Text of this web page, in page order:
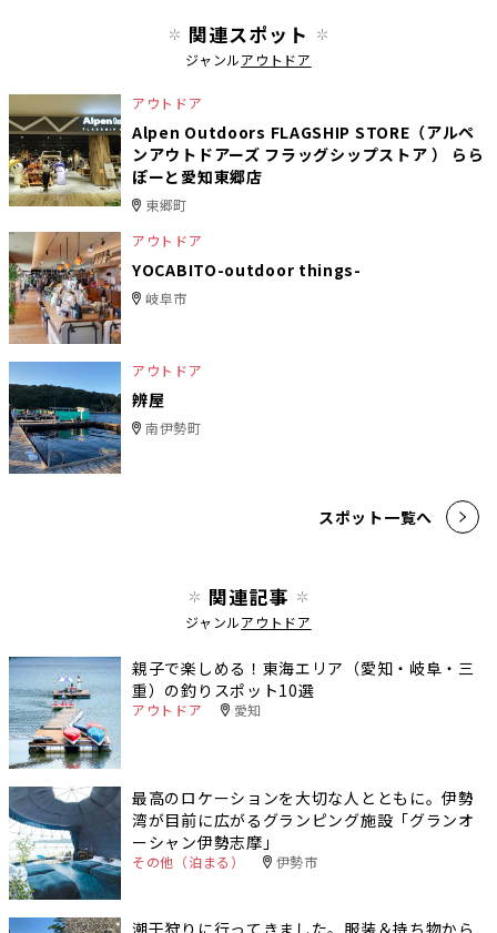
関連スポット
ジャンルアウトドア
アウトドア
Alpen Outdoors FLAGSHIP STORE（アルペ
ンアウトドアーズ フラッグシップストア ） らら
ぽーと愛知東郷店
東郷町
アウトドア
YOCABITO-outdoor things-
岐阜市
アウトドア
辨屋
南伊勢町
スポット一覧へ
関連記事
ジャンルアウトドア
親子で楽しめる！東海エリア（愛知・岐阜・三
重）の釣りスポット10選
アウトドア 愛知
最高のロケーションを大切な人とともに。伊勢
湾が目前に広がるグランピング施設「グランオ
ーシャン伊勢志摩」
その他（泊まる） 伊勢市
潮干狩りに行ってきました。服装＆持ち物から